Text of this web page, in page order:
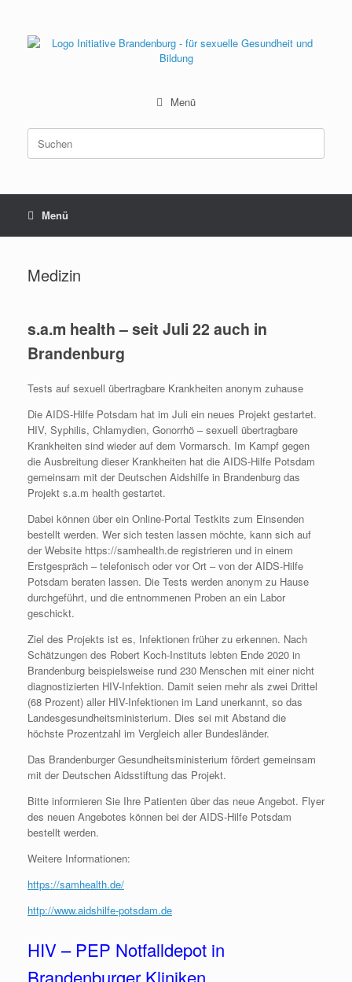
springen
Menü
Suchen
nach:
Menü
Medizin
s.a.m health – seit Juli 22 auch in
Brandenburg
Tests auf sexuell übertragbare Krankheiten anonym zuhause
Die AIDS-Hilfe Potsdam hat im Juli ein neues Projekt gestartet.
HIV, Syphilis, Chlamydien, Gonorrhö – sexuell übertragbare
Krankheiten sind wieder auf dem Vormarsch. Im Kampf gegen
die Ausbreitung dieser Krankheiten hat die AIDS-Hilfe Potsdam
gemeinsam mit der Deutschen Aidshilfe in Brandenburg das
Projekt s.a.m health gestartet.
Dabei können über ein Online-Portal Testkits zum Einsenden
bestellt werden. Wer sich testen lassen möchte, kann sich auf
der Website https://samhealth.de registrieren und in einem
Erstgespräch – telefonisch oder vor Ort – von der AIDS-Hilfe
Potsdam beraten lassen. Die Tests werden anonym zu Hause
durchgeführt, und die entnommenen Proben an ein Labor
geschickt.
Ziel des Projekts ist es, Infektionen früher zu erkennen. Nach
Schätzungen des Robert Koch-Instituts lebten Ende 2020 in
Brandenburg beispielsweise rund 230 Menschen mit einer nicht
diagnostizierten HIV-Infektion. Damit seien mehr als zwei Drittel
(68 Prozent) aller HIV-Infektionen im Land unerkannt, so das
Landesgesundheitsministerium. Dies sei mit Abstand die
höchste Prozentzahl im Vergleich aller Bundesländer.
Das Brandenburger Gesundheitsministerium fördert gemeinsam
mit der Deutschen Aidsstiftung das Projekt.
Bitte informieren Sie Ihre Patienten über das neue Angebot. Flyer
des neuen Angebotes können bei der AIDS-Hilfe Potsdam
bestellt werden.
Weitere Informationen:
https://samhealth.de/
http://www.aidshilfe-potsdam.de
HIV – PEP Notfalldepot in